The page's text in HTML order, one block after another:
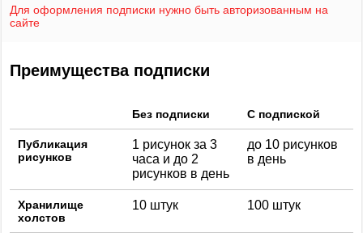
Для оформления подписки нужно быть авторизованным на
сайте
Преимущества подписки
Без подписки С подпиской
Публикация
рисунков
1 рисунок за 3
часа и до 2
рисунков в день
до 10 рисунков
в день
Хранилище
холстов
10 штук 100 штук